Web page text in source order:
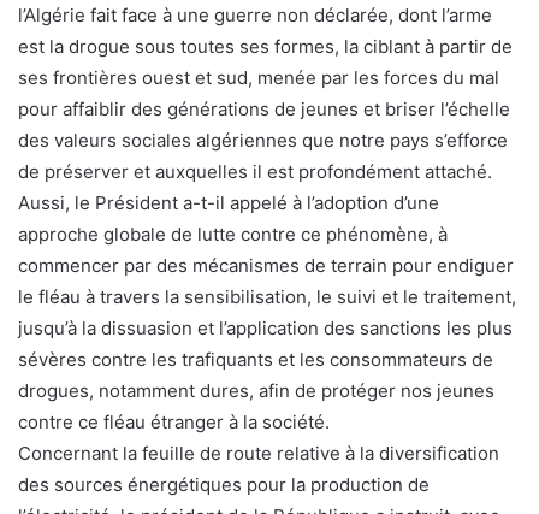
l’Algérie fait face à une guerre non déclarée, dont l’arme
est la drogue sous toutes ses formes, la ciblant à partir de
ses frontières ouest et sud, menée par les forces du mal
pour affaiblir des générations de jeunes et briser l’échelle
des valeurs sociales algériennes que notre pays s’efforce
de préserver et auxquelles il est profondément attaché.
Aussi, le Président a-t-il appelé à l’adoption d’une
approche globale de lutte contre ce phénomène, à
commencer par des mécanismes de terrain pour endiguer
le fléau à travers la sensibilisation, le suivi et le traitement,
jusqu’à la dissuasion et l’application des sanctions les plus
sévères contre les trafiquants et les consommateurs de
drogues, notamment dures, afin de protéger nos jeunes
contre ce fléau étranger à la société.
Concernant la feuille de route relative à la diversification
des sources énergétiques pour la production de